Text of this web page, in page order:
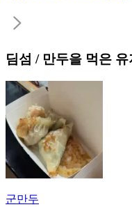
딤섬 / 만두을 먹은
군만두